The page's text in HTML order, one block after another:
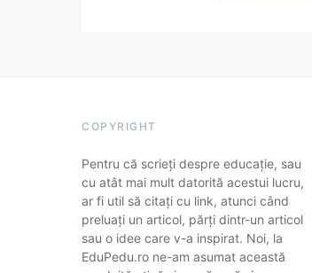
COPYRIGHT
Pentru că scrieți despre educație, sau
cu atât mai mult datorită acestui lucru,
ar fi util să citați cu link, atunci când
preluați un articol, părți dintr-un articol
sau o idee care v-a inspirat. Noi, la
EduPedu.ro ne-am asumat această